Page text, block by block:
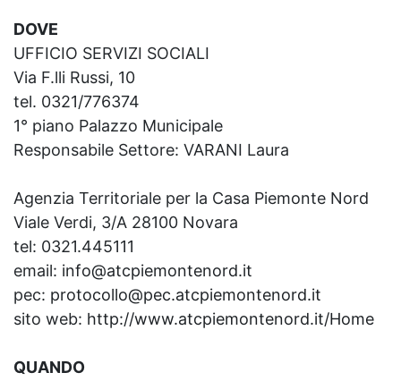
DOVE
UFFICIO SERVIZI SOCIALI
Via F.lli Russi, 10
tel. 0321/776374
1° piano Palazzo Municipale
Responsabile Settore: VARANI Laura
Agenzia Territoriale per la Casa Piemonte Nord
Viale Verdi, 3/A 28100 Novara
tel: 0321.445111
email: info@atcpiemontenord.it
pec: protocollo@pec.atcpiemontenord.it
sito web: http://www.atcpiemontenord.it/Home
QUANDO